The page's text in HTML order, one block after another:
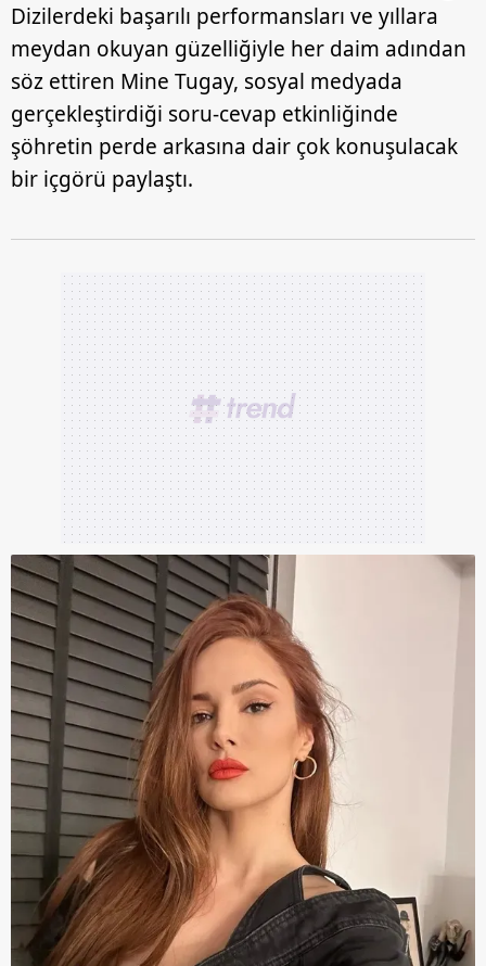
Dizilerdeki başarılı performansları ve yıllara
meydan okuyan güzelliğiyle her daim adından
söz ettiren Mine Tugay, sosyal medyada
gerçekleştirdiği soru-cevap etkinliğinde
şöhretin perde arkasına dair çok konuşulacak
bir içgörü paylaştı.